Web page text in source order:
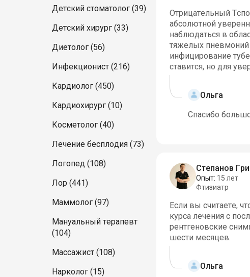
Детский стоматолог (39)
Детский хирург (33)
Диетолог (56)
Инфекционист (216)
Кардиолог (450)
Кардиохирург (10)
Косметолог (40)
Лечение бесплодия (73)
Логопед (108)
Лор (441)
Маммолог (97)
Мануальный терапевт
(104)
Массажист (108)
Нарколог (15)
Отрицательный
абсолютной
наблюдаться в
тяжелых пневмоний
инфицирование
ставится, но для
Ольга
Спасибо
Степанов
Опыт: 15 лет
Фтизиатр
Если вы считаете,
курса лечения с
рентгеновские
шести месяцев.
Ольга